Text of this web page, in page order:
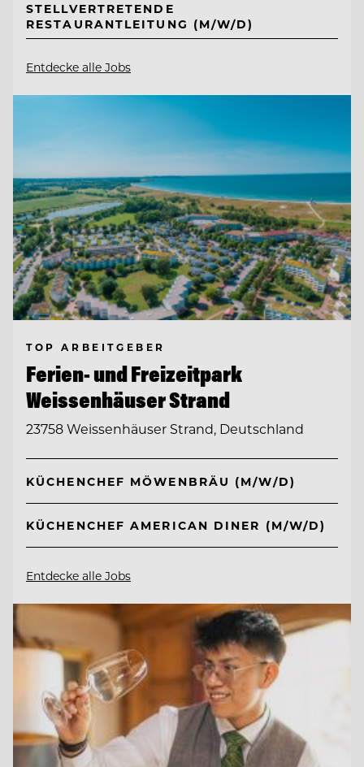
STELLVERTRETENDE
RESTAURANTLEITUNG (M/W/D)
Entdecke alle Jobs
TOP ARBEITGEBER
Ferien- und Freizeitpark
Weissenhäuser Strand
23758 Weissenhäuser Strand, Deutschland
KÜCHENCHEF MÖWENBRÄU (M/W/D)
KÜCHENCHEF AMERICAN DINER (M/W/D)
Entdecke alle Jobs